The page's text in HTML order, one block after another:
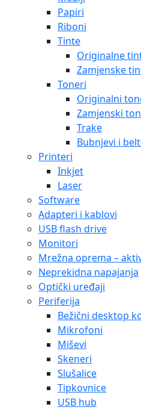
Papiri
Riboni
Tinte
Originalne
Zamjenske
Toneri
Originalni
Zamjenski
Trake
Bubnjevi i
Printeri
Inkjet
Laser
Software
Adapteri i kablovi
USB flash drive
Monitori
Mrežna oprema –
Neprekidna napajanja
Optički uređaji
Periferija
Bežični desktop
Mikrofoni
Miševi
Skeneri
Slušalice
Tipkovnice
USB hub